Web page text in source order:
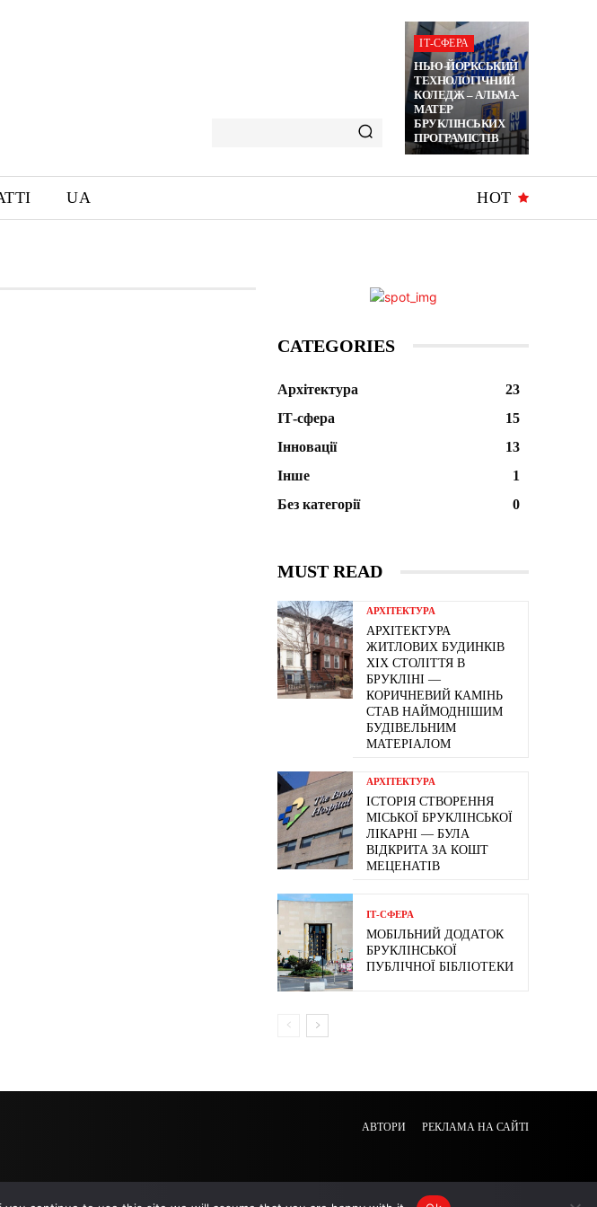
ІТ-СФЕРА
НЬЮ-ЙОРКСЬКИЙ
ТЕХНОЛОГІЧНИЙ
КОЛЕДЖ – АЛЬМА-
МАТЕР
БРУКЛІНСЬКИХ
ПРОГРАМІСТІВ
UA HOT
CATEGORIES
Архітектура
23
ІТ-сфера
15
Інновації
13
Інше
1
Без категорії
0
MUST READ
АРХІТЕКТУРА
АРХІТЕКТУРА
ЖИТЛОВИХ БУДИНКІВ
ХІХ СТОЛІТТЯ В
БРУКЛІНІ —
КОРИЧНЕВИЙ КАМІНЬ
СТАВ НАЙМОДНІШИМ
БУДІВЕЛЬНИМ
МАТЕРІАЛОМ
АРХІТЕКТУРА
ІСТОРІЯ СТВОРЕННЯ
МІСЬКОЇ БРУКЛІНСЬКОЇ
ЛІКАРНІ — БУЛА
ВІДКРИТА ЗА КОШТ
МЕЦЕНАТІВ
ІТ-СФЕРА
МОБІЛЬНИЙ ДОДАТОК
БРУКЛІНСЬКОЇ
ПУБЛІЧНОЇ БІБЛІОТЕКИ
АВТОРИ РЕКЛАМА НА САЙТІ